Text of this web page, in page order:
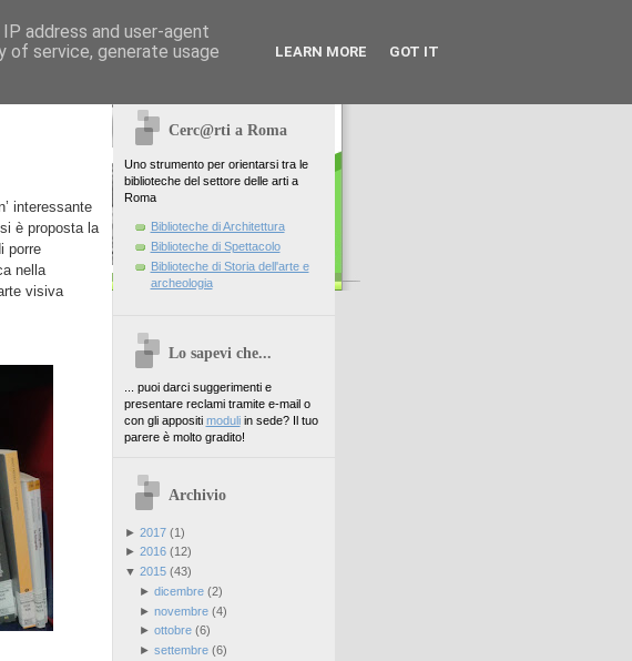
interessante
è proposta la
porre
nella
visiva
Cerc@rti a Roma
Uno strumento per orientarsi tra le
biblioteche del settore delle arti a
Roma
Biblioteche di Architettura
Biblioteche di Spettacolo
Biblioteche di Storia dell'arte e
archeologia
Lo sapevi che...
... puoi darci suggerimenti e
presentare reclami tramite e-mail o
con gli appositi moduliin sede? Il tuo
parere è molto gradito!
Archivio
► 2017(1)
► 2016(12)
▼ 2015(43)
► dicembre(2)
► novembre(4)
► ottobre(6)
► settembre(6)
address and user-agent
of service, generate usage
LEARN MORE GOT IT